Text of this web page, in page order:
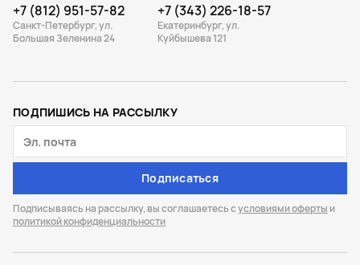
+7 (812) 951-57-82
Санкт-Петербург, ул.
Большая Зеленина 24
+7 (343) 226-18-57
Екатеринбург, ул.
Куйбышева 121
ПОДПИШИСЬ НА РАССЫЛКУ
Подписаться
Подписываясь на рассылку, вы соглашаетесь сусловиями оферты и
политикой конфиденциальности